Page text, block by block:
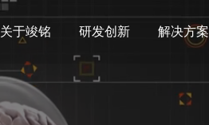
关于竣铭 研发创新 解决方案